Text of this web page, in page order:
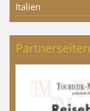
Italien
Partnerseiten